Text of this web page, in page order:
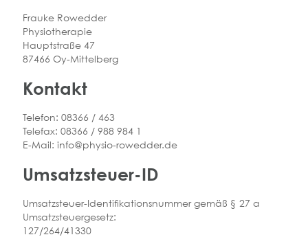
Frauke Rowedder
Physiotherapie
Hauptstraße 47
87466 Oy-Mittelberg
Kontakt
Telefon: 08366 / 463
Telefax: 08366 / 988 984 1
E-Mail: info@physio-rowedder.de
Umsatzsteuer-ID
Umsatzsteuer-Identifikationsnummer gemäß § 27 a
Umsatzsteuergesetz:
127/264/41330